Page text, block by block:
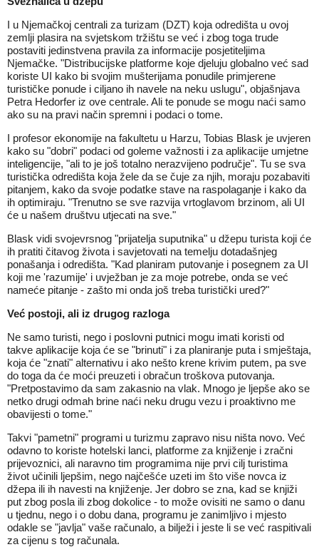
I u Njemačkoj centrali za turizam (DZT) koja odredišta u ovoj
zemlji plasira na svjetskom tržištu se već i zbog toga trude
postaviti jedinstvena pravila za informacije posjetiteljima
Njemačke. "Distribucijske platforme koje djeluju globalno već sad
koriste UI kako bi svojim mušterijama ponudile primjerene
turističke ponude i ciljano ih navele na neku uslugu", objašnjava
Petra Hedorfer iz ove centrale. Ali te ponude se mogu naći samo
ako su na pravi način spremni i podaci o tome.
I profesor ekonomije na fakultetu u Harzu, Tobias Blask je uvjeren
kako su "dobri" podaci od goleme važnosti i za aplikacije umjetne
inteligencije, "ali to je još totalno nerazvijeno područje". Tu se sva
turistička odredišta koja žele da se čuje za njih, moraju pozabaviti
pitanjem, kako da svoje podatke stave na raspolaganje i kako da
ih optimiraju. "Trenutno se sve razvija vrtoglavom brzinom, ali UI
će u našem društvu utjecati na sve."
Blask vidi svojevrsnog "prijatelja suputnika" u džepu turista koji će
ih pratiti čitavog života i savjetovati na temelju dotadašnjeg
ponašanja i odredišta. "Kad planiram putovanje i posegnem za UI
koji me 'razumije' i uvježban je za moje potrebe, onda se već
nameće pitanje - zašto mi onda još treba turistički ured?"
Već postoji, ali iz drugog razloga
Ne samo turisti, nego i poslovni putnici mogu imati koristi od
takve aplikacije koja će se "brinuti" i za planiranje puta i smještaja,
koja će "znati" alternativu i ako nešto krene krivim putem, pa sve
do toga da će moći preuzeti i obračun troškova putovanja.
"Pretpostavimo da sam zakasnio na vlak. Mnogo je ljepše ako se
netko drugi odmah brine naći neku drugu vezu i proaktivno me
obavijesti o tome."
Takvi "pametni" programi u turizmu zapravo nisu ništa novo. Već
odavno to koriste hotelski lanci, platforme za knjiženje i zračni
prijevoznici, ali naravno tim programima nije prvi cilj turistima
život učinili ljepšim, nego najčešće uzeti im što više novca iz
džepa ili ih navesti na knjiženje. Jer dobro se zna, kad se knjiži
put zbog posla ili zbog dokolice - to može ovisiti ne samo o danu
u tjednu, nego i o dobu dana, programu je zanimljivo i mjesto
odakle se "javlja" vaše računalo, a bilježi i jeste li se već raspitivali
za cijenu s tog računala.